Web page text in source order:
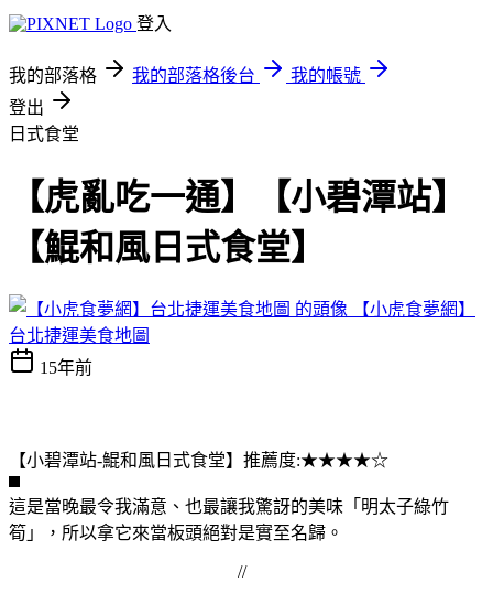
登入
我的部落格 我的部落格後台
我的帳號
登出
日式食堂
【虎亂吃一通】【小碧潭站】
【鯤和風日式食堂】
【小虎食夢網】
台北捷運美食地圖
15年前
【小碧潭站-鯤和風日式食堂】推薦度:★★★★☆
這是當晚最令我滿意、也最讓我驚訝的美味「明太子綠竹
筍」，所以拿它來當板頭絕對是實至名歸。
//